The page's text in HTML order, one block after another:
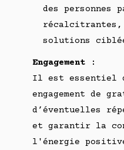
des personnes
récalcitrantes,
solutions
Engagement :
Il est essentiel
engagement de
d’éventuelles
et garantir la
l'énergie